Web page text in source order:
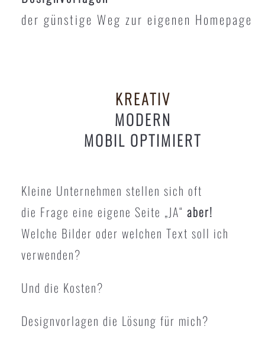
der günstige Weg zur eigenen Homepage
KREATIV
MODERN
MOBIL OPTIMIERT
Kleine Unternehmen stellen sich oft
die Frage eine eigene Seite „JA“ aber!
Welche Bilder oder welchen Text soll ich
verwenden?
Und die Kosten?
Designvorlagen die Lösung für mich?